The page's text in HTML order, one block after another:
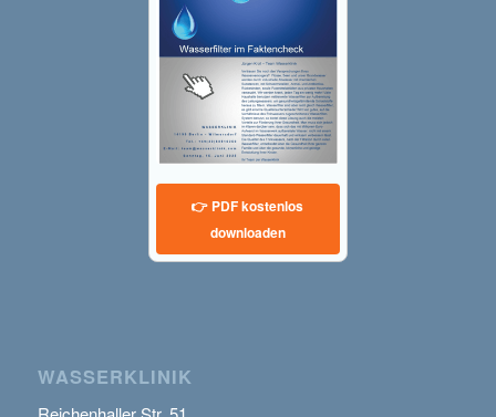
👉 PDF kostenlos
downloaden
WASSERKLINIK